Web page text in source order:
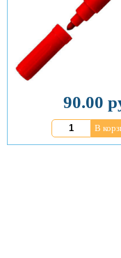
90.00
В